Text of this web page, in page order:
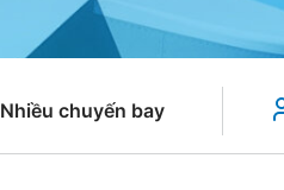
Nhiều chuyến bay